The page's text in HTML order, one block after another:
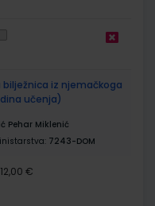
bilježnica iz njemačkoga
učenja)
Pehar Miklenić
7243-DOM
12,00 €